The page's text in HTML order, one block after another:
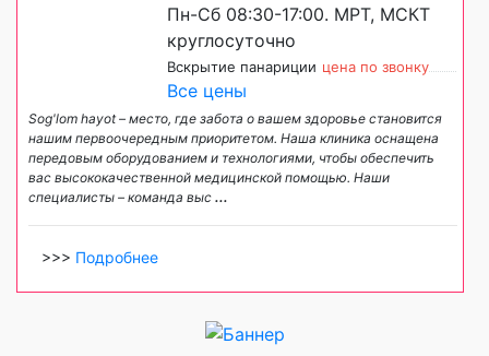
Пн-Сб 08:30-17:00. МРТ, МСКТ
круглосуточно
Вскрытие панариции цена по звонку
Все цены
Sog'lom hayot – место, где забота о вашем здоровье становится
нашим первоочередным приоритетом. Наша клиника оснащена
передовым оборудованием и технологиями, чтобы обеспечить
вас высококачественной медицинской помощью. Наши
специалисты – команда выс ...
>>> Подробнее